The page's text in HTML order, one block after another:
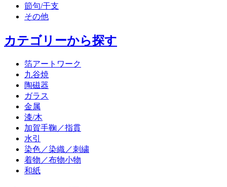
節句/干支
その他
カテゴリーから探す
箔アートワーク
九谷焼
陶磁器
ガラス
金属
漆/木
加賀手鞠／指貫
水引
染色／染織／刺繍
着物／布物小物
和紙